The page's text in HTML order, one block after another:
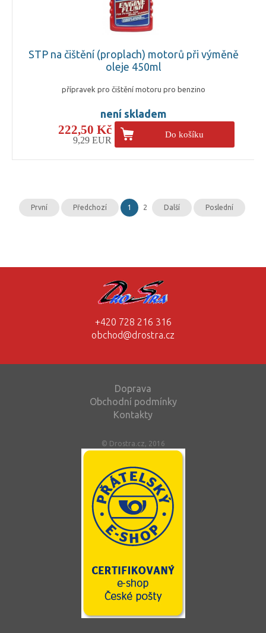
STP na čištění (proplach) motorů při výměně
oleje 450ml
přípravek pro čištění motoru pro benzino
není skladem
222,50 Kč
9,29 EUR
Do košíku
První Předchozí 1 2 Další Poslední
+420 728 216 316
obchod@drostra.cz
Doprava
Obchodní podmínky
Kontakty
© Drostra.cz, 2016